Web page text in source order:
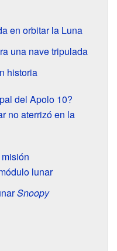
en orbitar la Luna
una nave tripulada
historia
del Apolo 10?
no aterrizó en la
lunar
Snoopy